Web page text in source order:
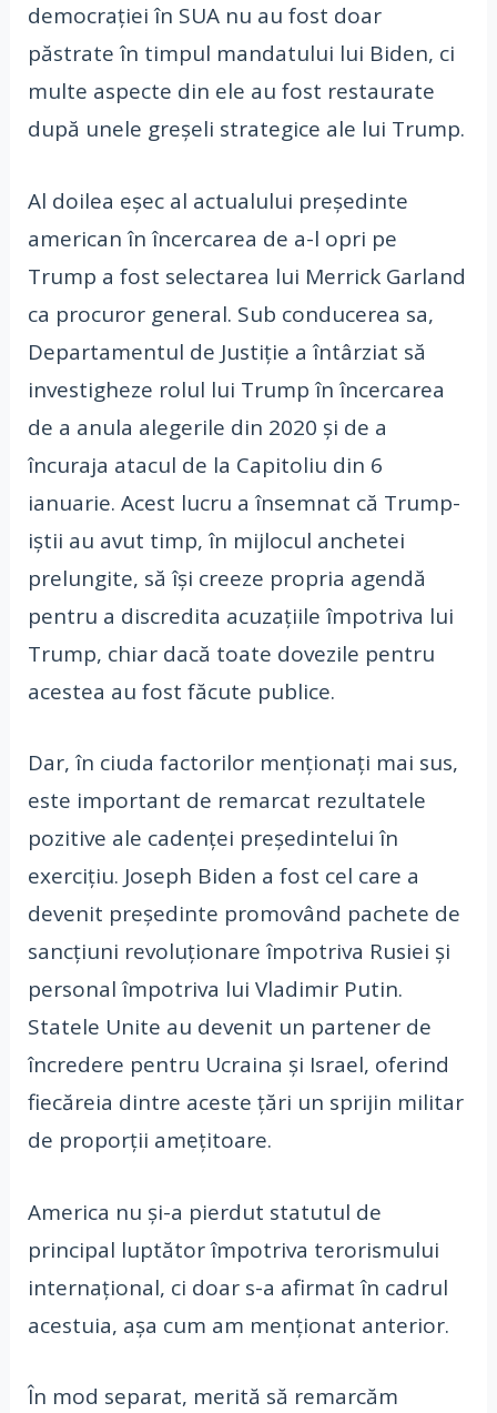
democrației în SUA nu au fost doar
păstrate în timpul mandatului lui Biden, ci
multe aspecte din ele au fost restaurate
după unele greșeli strategice ale lui Trump.
Al doilea eșec al actualului președinte
american în încercarea de a-l opri pe
Trump a fost selectarea lui Merrick Garland
ca procuror general. Sub conducerea sa,
Departamentul de Justiție a întârziat să
investigheze rolul lui Trump în încercarea
de a anula alegerile din 2020 și de a
încuraja atacul de la Capitoliu din 6
ianuarie. Acest lucru a însemnat că Trump-
iștii au avut timp, în mijlocul anchetei
prelungite, să își creeze propria agendă
pentru a discredita acuzațiile împotriva lui
Trump, chiar dacă toate dovezile pentru
acestea au fost făcute publice.
Dar, în ciuda factorilor menționați mai sus,
este important de remarcat rezultatele
pozitive ale cadenței președintelui în
exercițiu. Joseph Biden a fost cel care a
devenit președinte promovând pachete de
sancțiuni revoluționare împotriva Rusiei și
personal împotriva lui Vladimir Putin.
Statele Unite au devenit un partener de
încredere pentru Ucraina și Israel, oferind
fiecăreia dintre aceste țări un sprijin militar
de proporții amețitoare.
America nu și-a pierdut statutul de
principal luptător împotriva terorismului
internațional, ci doar s-a afirmat în cadrul
acestuia, așa cum am menționat anterior.
În mod separat, merită să remarcăm